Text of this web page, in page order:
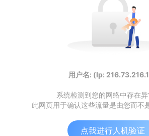
用户名: (Ip:
系统检测到您的网络中存在
此网页用于确认这些流量是由您而不
点我进行人机验证